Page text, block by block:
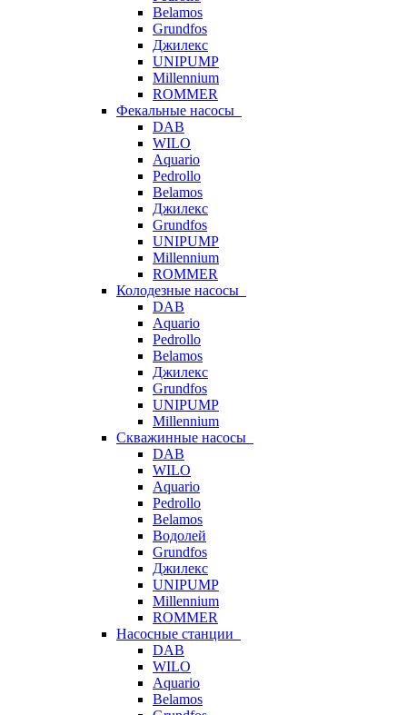
Belamos
Grundfos
Джилекс
UNIPUMP
Millennium
ROMMER
Фекальные насосы
DAB
WILO
Aquario
Pedrollo
Belamos
Джилекс
Grundfos
UNIPUMP
Millennium
ROMMER
Колодезные насосы
DAB
Aquario
Pedrollo
Belamos
Джилекс
Grundfos
UNIPUMP
Millennium
Скважинные насосы
DAB
WILO
Aquario
Pedrollo
Belamos
Водолей
Grundfos
Джилекс
UNIPUMP
Millennium
ROMMER
Насосные станции
DAB
WILO
Aquario
Belamos